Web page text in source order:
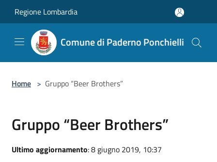
Regione Lombardia
Comune di Paderno Ponchielli
Home > Gruppo “Beer Brothers”
Gruppo “Beer Brothers”
Ultimo aggiornamento: 8 giugno 2019, 10:37